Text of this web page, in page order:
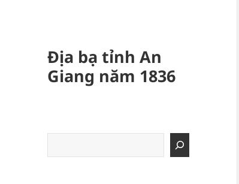
Địa bạ tỉnh An
Giang năm 1836
kiếm